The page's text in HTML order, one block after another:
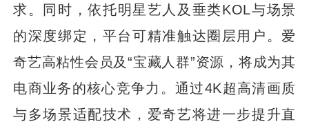
求。同时，依托明星艺人及垂类KOL与场景
的深度绑定，平台可精准触达圈层用户。爱
奇艺高粘性会员及“宝藏人群”资源，将成为其
电商业务的核心竞争力。通过4K超高清画质
与多场景适配技术，爱奇艺将进一步提升直